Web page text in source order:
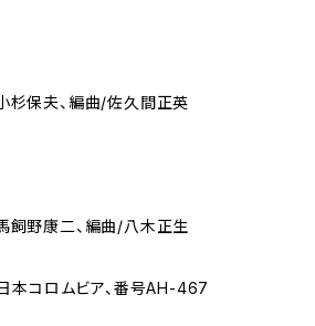
杉保夫、編曲/佐久間正英
飼野康二、編曲/八木正生
本コロムビア、番号AH-467